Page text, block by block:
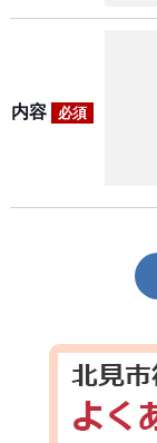
内容 必須